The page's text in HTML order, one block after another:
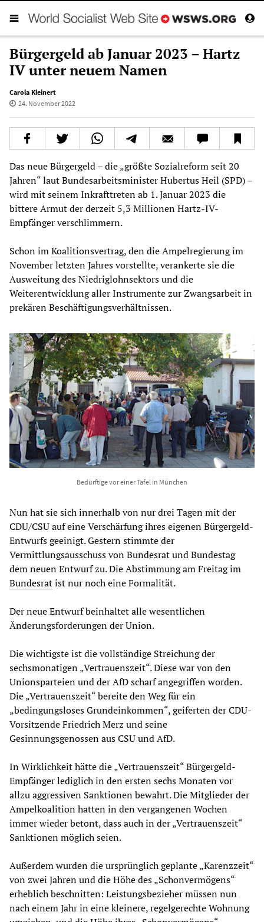
Bürgergeld ab Januar 2023 – Hartz
IV unter neuem Namen
Carola Kleinert
24. November 2022
Das neue Bürgergeld – die „größte Sozialreform seit 20
Jahren“ laut Bundesarbeitsminister Hubertus Heil (SPD) –
wird mit seinem Inkrafttreten ab 1. Januar 2023 die
bittere Armut der derzeit 5,3 Millionen Hartz-IV-
Empfänger verschlimmern.
Schon imKoalitionsvertrag, den die Ampelregierung im
November letzten Jahres vorstellte, verankerte sie die
Ausweitung des Niedriglohnsektors und die
Weiterentwicklung aller Instrumente zur Zwangsarbeit in
prekären Beschäftigungsverhältnissen.
Bedürftige vor einer Tafel in München
Nun hat sie sich innerhalb von nur drei Tagen mit der
CDU/CSU auf eine Verschärfung ihres eigenen Bürgergeld-
Entwurfs geeinigt. Gestern stimmte der
Vermittlungsausschuss von Bundesrat und Bundestag
dem neuen Entwurf zu. Die Abstimmung am Freitag im
Bundesratist nur noch eine Formalität.
Der neue Entwurf beinhaltet alle wesentlichen
Änderungsforderungen der Union.
Die wichtigste ist die vollständige Streichung der
sechsmonatigen „Vertrauenszeit“. Diese war von den
Unionsparteien und der AfD scharf angegriffen worden.
Die „Vertrauenszeit“ bereite den Weg für ein
„bedingungsloses Grundeinkommen“, geiferten der CDU-
Vorsitzende Friedrich Merz und seine
Gesinnungsgenossen aus CSU und AfD.
In Wirklichkeit hätte die „Vertrauenszeit“ Bürgergeld-
Empfänger lediglich in den ersten sechs Monaten vor
allzu aggressiven Sanktionen bewahrt. Die Mitglieder der
Ampelkoalition hatten in den vergangenen Wochen
immer wieder betont, dass auch in der „Vertrauenszeit“
Sanktionen möglich seien.
Außerdem wurden die ursprünglich geplante „Karenzzeit“
von zwei Jahren und die Höhe des „Schonvermögens“
erheblich beschnitten: Leistungsbezieher müssen nun
nach einem Jahr in eine kleinere, regelgerechte Wohnung